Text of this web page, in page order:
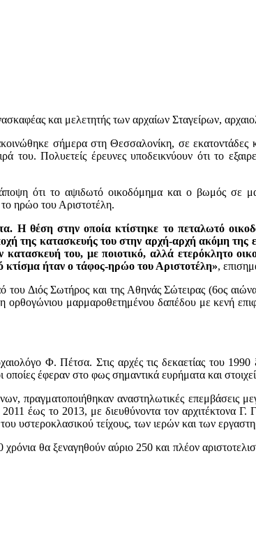
και μελετητής των αρχαίων Σταγείρων,
σήμερα στη Θεσσαλονίκη, σε εκατοντάδες
Πολυετείς έρευνες υποδεικνύουν ότι το
ότι το αψιδωτό οικοδόμημα και ο βωμός σε
ηρώο του Αριστοτέλη.
Η θέση στην οποία κτίστηκε το πεταλωτό
της κατασκευής του στην αρχή-αρχή ακόμη της
του, με ποιοτικό, αλλά ετερόκλητο
ήταν ο τάφος-ηρώο του Αριστοτέλη»,
Διός Σωτήρος και της Αθηνάς Σώτειρας (6ος
μαρμαροθετημένου δαπέδου με κενή
Φ. Πέτσα. Στις αρχές τις δεκαετίας του
έφεραν στο φως σημαντικά ευρήματα και
πραγματοποιήθηκαν αναστηλωτικές επεμβάσεις
έως το 2013, με διευθύνοντα τον αρχιτέκτονα Γ.
υστεροκλασικού τείχους, των ιερών και των
θα ξεναγηθούν αύριο 250 και πλέον